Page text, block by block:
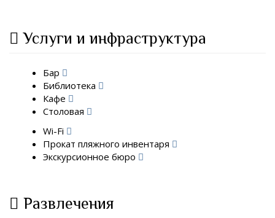
Услуги и инфраструктура
Бар
Библиотека
Кафе
Столовая
Wi-Fi
Прокат пляжного инвентаря
Экскурсионное бюро
Развлечения